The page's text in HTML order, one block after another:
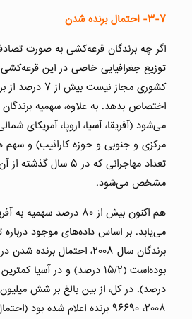
۳-۷- احتمال برنده‌ شدن
اگر چه برندگان قرعه‌کشی به صورت
توزیع جغرافیایی خاصی در این
کشوری مجاز نیست
اختصاص بدهد. به علاوه، سهمیه
می‌شود (آفریقا، آسیا، اروپا، آمریکای
مرکزی و جنوبی و حوزه کارائیب) و
تعداد مهاجرانی که در ۵
مشخص می‌شود.
هم اکنون بیش از ۸۰ درصد
می‌یابد. بر اساس داده‌های موجود
برندگان سال ۲۰۰۸، احتمال
درصد). در کل، از بین بالغ بر شش
۲۰۰۸، ۹۶۶۹۰ برنده اعلام شده بود (احتمال کلی ۵۱/۱ درصد).